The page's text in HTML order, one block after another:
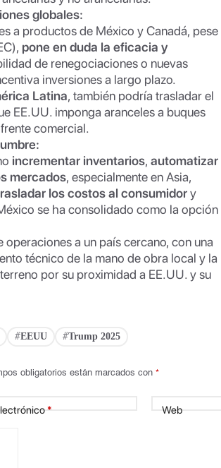
globales:
a productos de México y Canadá, pese
pone en duda la eficacia y
de renegociaciones o nuevas
inversiones a largo plazo.
Latina, también podría trasladar el
EE.UU. imponga aranceles a buques
comercial.
incrementar inventarios, automatizar
mercados, especialmente en Asia,
los costos al consumidory
se ha consolidado como la opción
operaciones a un país cercano, con una
técnico de la mano de obra local y la
por su proximidad a EE.UU. y su
#EEUU #Trump 2025
obligatorios están marcados con *
* Web